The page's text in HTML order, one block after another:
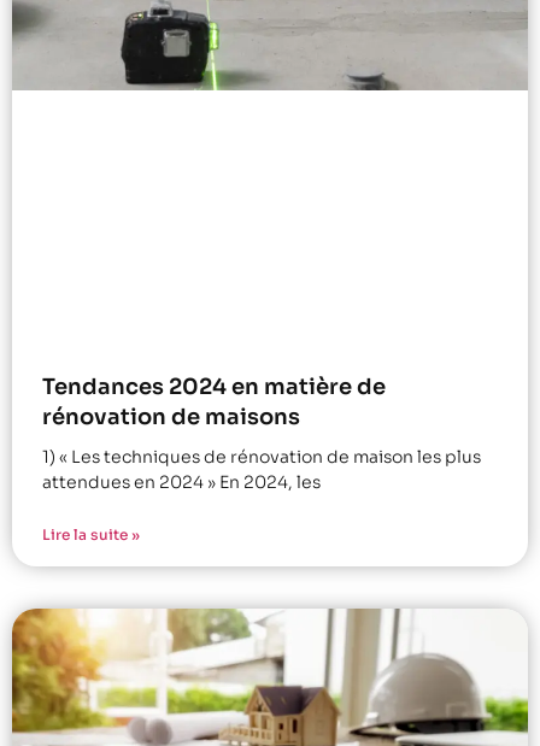
Tendances 2024 en matière de
rénovation de maisons
1) « Les techniques de rénovation de maison les plus
attendues en 2024 » En 2024, les
Lire la suite »